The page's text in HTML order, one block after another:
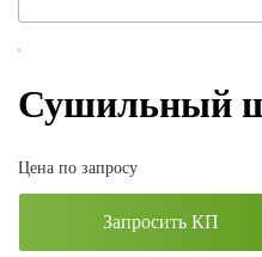
Сушильный
Цена по запросу
Запросить КП